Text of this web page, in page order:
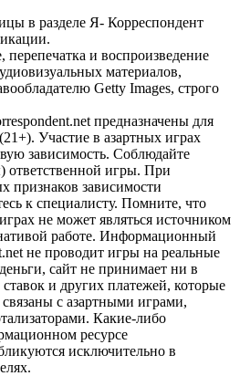
в разделе Я- Корреспондент
и воспроизведение
материалов,
Getty Images, строго
предназначены для
Участие в азартных играх
зависимость. Соблюдайте
ответственной игры. При
признаков зависимости
к специалисту. Помните, что
не может являться источником
работе. Информационный
не проводит игры на реальные
сайт не принимает ни в
и других платежей, которые
с азартными играми,
Какие-либо
ресурсе
исключительно в